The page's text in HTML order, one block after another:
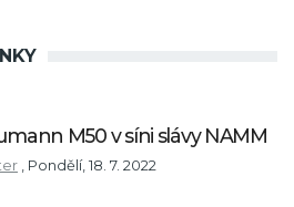
M50 v síni slávy NAMM
, Pondělí, 18. 7. 2022